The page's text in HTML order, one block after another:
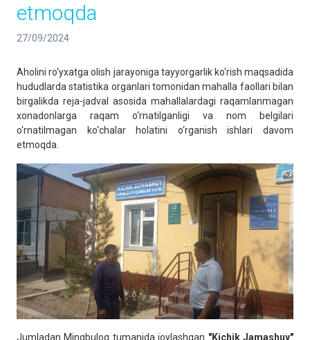
etmoqda
27/09/2024
Aholini ro‘yxatga olish jarayoniga tayyorgarlik ko‘rish maqsadida
hududlarda statistika organlari tomonidan mahalla faollari bilan
birgalikda reja-jadval asosida mahallalardagi raqamlanmagan
xonadonlarga raqam o‘rnatilganligi va nom belgilari
o‘rnatilmagan ko‘chalar holatini o‘rganish ishlari davom
etmoqda.
Jumladan Mingbuloq tumanida joylashgan "Kichik Jamashuy"